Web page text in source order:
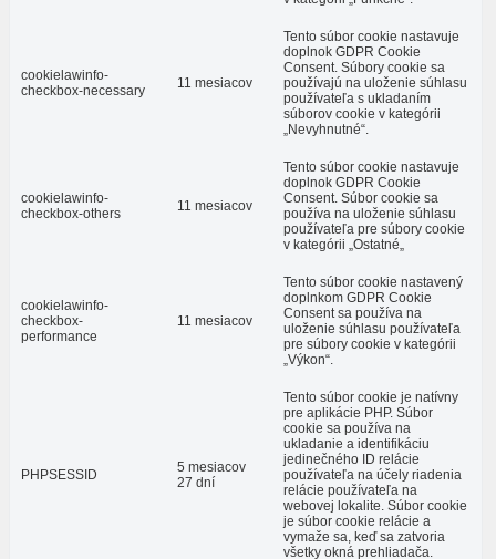
cookielawinfo-
checkbox-necessary
11 mesiacov
Tento súbor cookie nastavuje
doplnok GDPR Cookie
Consent. Súbory cookie sa
používajú na uloženie súhlasu
používateľa s ukladaním
súborov cookie v kategórii
„Nevyhnutné“.
cookielawinfo-
checkbox-others
11 mesiacov
Tento súbor cookie nastavuje
doplnok GDPR Cookie
Consent. Súbor cookie sa
používa na uloženie súhlasu
používateľa pre súbory cookie
v kategórii „Ostatné„
cookielawinfo-
checkbox-
performance
11 mesiacov
Tento súbor cookie nastavený
doplnkom GDPR Cookie
Consent sa používa na
uloženie súhlasu používateľa
pre súbory cookie v kategórii
„Výkon“.
PHPSESSID
5 mesiacov
27 dní
Tento súbor cookie je natívny
pre aplikácie PHP. Súbor
cookie sa používa na
ukladanie a identifikáciu
jedinečného ID relácie
používateľa na účely riadenia
relácie používateľa na
webovej lokalite. Súbor cookie
je súbor cookie relácie a
vymaže sa, keď sa zatvoria
všetky okná prehliadača.